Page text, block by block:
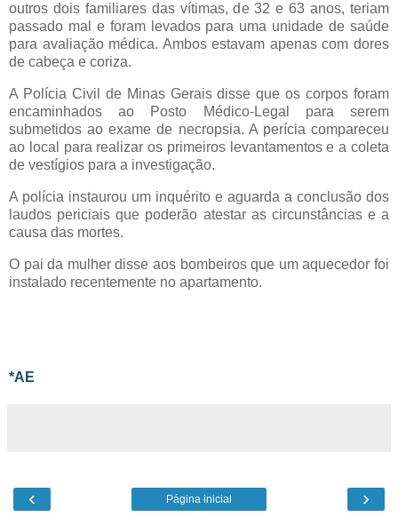
outros dois familiares das vítimas, de 32 e 63 anos, teriam
passado mal e foram levados para uma unidade de saúde
para avaliação médica. Ambos estavam apenas com dores
de cabeça e coriza.
A Polícia Civil de Minas Gerais disse que os corpos foram
encaminhados ao Posto Médico-Legal para serem
submetidos ao exame de necropsia. A perícia compareceu
ao local para realizar os primeiros levantamentos e a coleta
de vestígios para a investigação.
A polícia instaurou um inquérito e aguarda a conclusão dos
laudos periciais que poderão atestar as circunstâncias e a
causa das mortes.
O pai da mulher disse aos bombeiros que um aquecedor foi
instalado recentemente no apartamento.
*AE
‹ ›
Página inicial